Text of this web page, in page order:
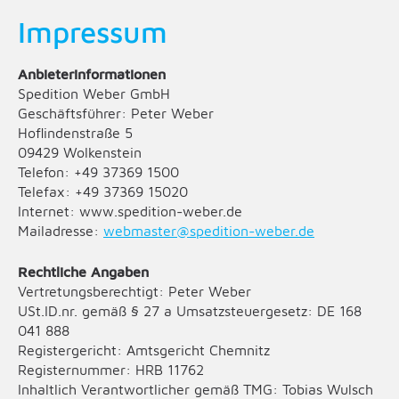
Impressum
Anbieterinformationen
Spedition Weber GmbH
Geschäftsführer: Peter Weber
Hoflindenstraße 5
09429 Wolkenstein
Telefon: +49 37369 1500
Telefax: +49 37369 15020
Internet: www.spedition-weber.de
Mailadresse: webmaster@spedition-weber.de
Rechtliche Angaben
Vertretungsberechtigt: Peter Weber
USt.ID.nr. gemäß § 27 a Umsatzsteuergesetz: DE 168
041 888
Registergericht: Amtsgericht Chemnitz
Registernummer: HRB 11762
Inhaltlich Verantwortlicher gemäß TMG: Tobias Wulsch